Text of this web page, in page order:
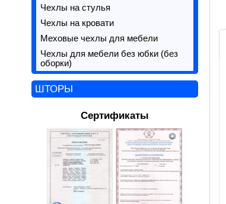
Чехлы на стулья
Чехлы на кровати
Меховые чехлы для мебели
Чехлы для мебели без юбки (без
оборки)
ШТОРЫ
Сертификаты